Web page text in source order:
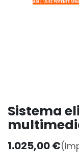
Sistema
1.025,00€